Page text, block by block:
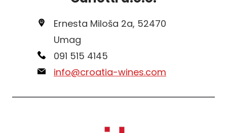
Ernesta Miloša 2a, 52470
Umag
091 515 4145
info@croatia-wines.com